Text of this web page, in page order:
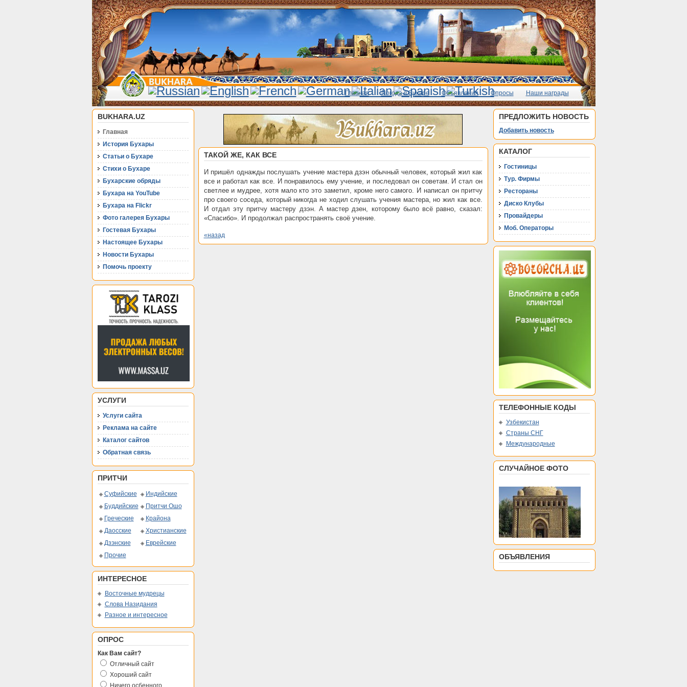
Главная Погода в Бухаре Объявления Опросы Наши награды
BUKHARA.UZ
Главная
История Бухары
Статьи о Бухаре
Стихи о Бухаре
Бухарские обряды
Бухара на YouTube
Бухара на Flickr
Фото галерея Бухары
Гостевая Бухары
Настоящее Бухары
Новости Бухары
Помочь проекту
УСЛУГИ
Услуги сайта
Реклама на сайте
Каталог сайтов
Обратная связь
ПРИТЧИ
Суфийские
Индийские
Буддийские
Притчи Ошо
Греческие
Крайона
Даосские
Христианские
Дзэнские
Еврейские
Прочие
ИНТЕРЕСНОЕ
Восточные мудрецы
Слова Назидания
Разное и интересное
ОПРОС
Как Вам сайт?
Отличный сайт
Хороший сайт
Ничего осбенного
ТАКОЙ ЖЕ, КАК ВСЕ
И пришёл однажды послушать учение мастера дзэн обычный человек, который жил как
все и работал как все. И понравилось ему учение, и последовал он советам. И стал он
светлее и мудрее, хотя мало кто это заметил, кроме него самого. И написал он притчу
про своего соседа, который никогда не ходил слушать учения мастера, но жил как все.
И отдал эту притчу мастеру дзэн. А мастер дзен, которому было всё равно, сказал:
«Спасибо». И продолжал распространять своё учение.
«назад
ПРЕДЛОЖИТЬ НОВОСТЬ
Добавить новость
КАТАЛОГ
Гостиницы
Тур. Фирмы
Рестораны
Диско Клубы
Провайдеры
Моб. Операторы
ТЕЛЕФОННЫЕ КОДЫ
Узбекистан
Страны СНГ
Международные
СЛУЧАЙНОЕ ФОТО
ОБЪЯВЛЕНИЯ